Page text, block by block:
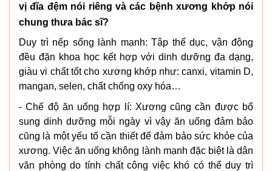
vị đĩa đệm nói riêng và các bệnh xương khớp nói
chung thưa bác sĩ?
Duy trì nếp sống lành mạnh: Tập thể dục, vận động
đều đặn khoa học kết hợp với dinh dưỡng đa dạng,
giàu vi chất tốt cho xương khớp như: canxi, vitamin D,
mangan, selen, chất chống oxy hóa…
- Chế độ ăn uống hợp lí: Xương cũng cần được bổ
sung dinh dưỡng mỗi ngày vì vậy ăn uống đảm bảo
cũng là một yếu tố cần thiết để đảm bảo sức khỏe của
xương. Việc ăn uống không lành mạnh đặc biệt là dân
văn phòng do tính chất công việc khó có thể duy trì